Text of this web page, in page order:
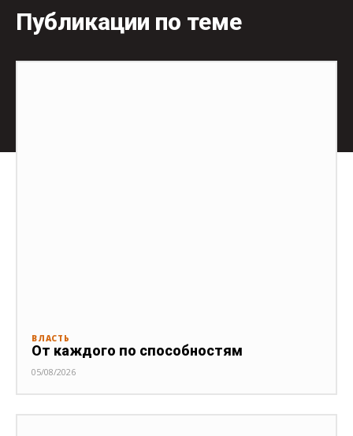
Публикации по теме
ВЛАСТЬ
От каждого по способностям
05/08/2026